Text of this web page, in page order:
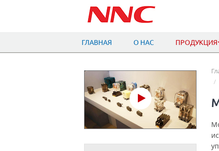
ГЛАВНАЯ О НАС ПРОДУКЦИЯ